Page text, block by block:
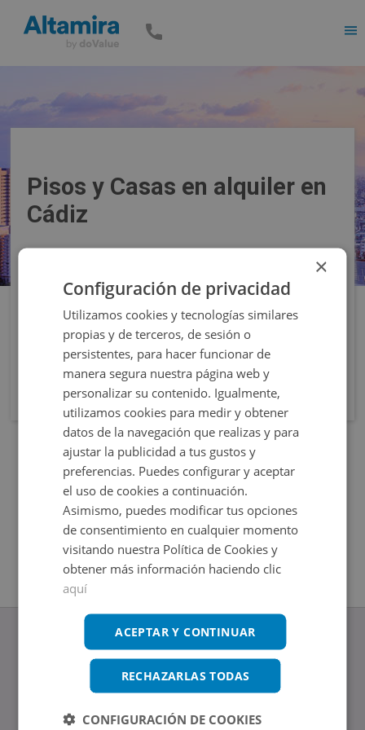
Pisos y Casas en alquiler en
Cádiz
Filtros
www.altamirainmuebles.com
Edificio Skylight
Avenida de Manoteras 14-16, 28050, Madrid
×
Configuración de privacidad
Utilizamos cookies y tecnologías similares
propias y de terceros, de sesión o
persistentes, para hacer funcionar de
manera segura nuestra página web y
personalizar su contenido. Igualmente,
utilizamos cookies para medir y obtener
datos de la navegación que realizas y para
ajustar la publicidad a tus gustos y
preferencias. Puedes configurar y aceptar
el uso de cookies a continuación.
Asimismo, puedes modificar tus opciones
de consentimiento en cualquier momento
visitando nuestra Política de Cookies y
obtener más información haciendo clic
aquí
ACEPTAR Y CONTINUAR
RECHAZARLAS TODAS
CONFIGURACIÓN DE COOKIES